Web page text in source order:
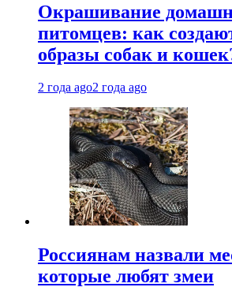
Окрашивание
питомцев: как
образы собак и
2 года ago2 года ago
Россиянам назвали
которые любят змеи